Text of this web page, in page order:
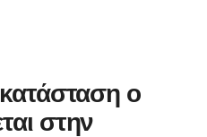
ο
στην